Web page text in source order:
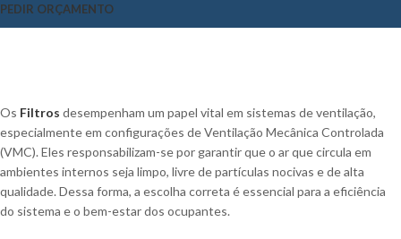
PEDIR ORÇAMENTO
Os Filtros desempenham um papel vital em sistemas de ventilação,
especialmente em configurações de Ventilação Mecânica Controlada
(VMC). Eles responsabilizam-se por garantir que o ar que circula em
ambientes internos seja limpo, livre de partículas nocivas e de alta
qualidade. Dessa forma, a escolha correta é essencial para a eficiência
do sistema e o bem-estar dos ocupantes.